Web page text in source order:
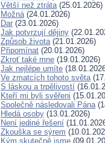
Větší než ztráta(25.01.2026)
Možná(24.01.2026)
Dar (23.01.2026)
Jak potvrzují dějiny
Způsob života(21.01.2026)
Připomínat (20.01.2026)
Zkroť také mne (19.01.2026)
Jak nejlépe umíte
Ve zmatcích tohoto světa
S láskou a trpělivostí
Kteří mi byli svěřeni
Společně následovali Pána
Hledá osoby (13.01.2026)
Není jediné řešení
Zkouška se sýrem
Kým skutečně jsme